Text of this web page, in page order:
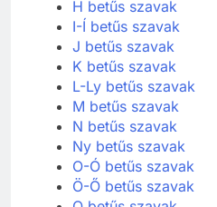
H betűs szavak
I-Í betűs szavak
J betűs szavak
K betűs szavak
L-Ly betűs szavak
M betűs szavak
N betűs szavak
Ny betűs szavak
O-Ó betűs szavak
Ö-Ő betűs szavak